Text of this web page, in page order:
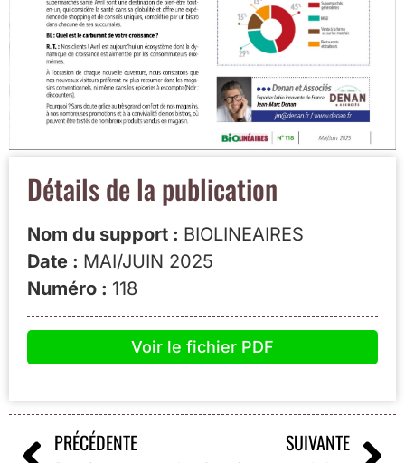
Détails de la publication
Nom du support : BIOLINEAIRES
Date : MAI/JUIN 2025
Numéro : 118
Voir le fichier PDF
PRÉCÉDENTE
SUIVANTE